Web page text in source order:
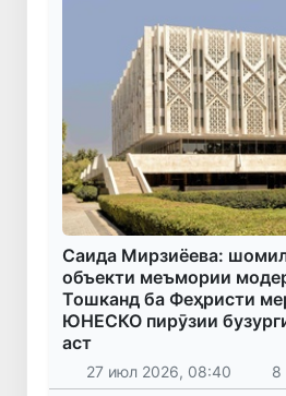
Саида Мирзиёева:
объекти меъмории
Тошканд ба Феҳристи
ЮНЕСКО пирӯзии
аст
27 июл 2026, 08:40 8